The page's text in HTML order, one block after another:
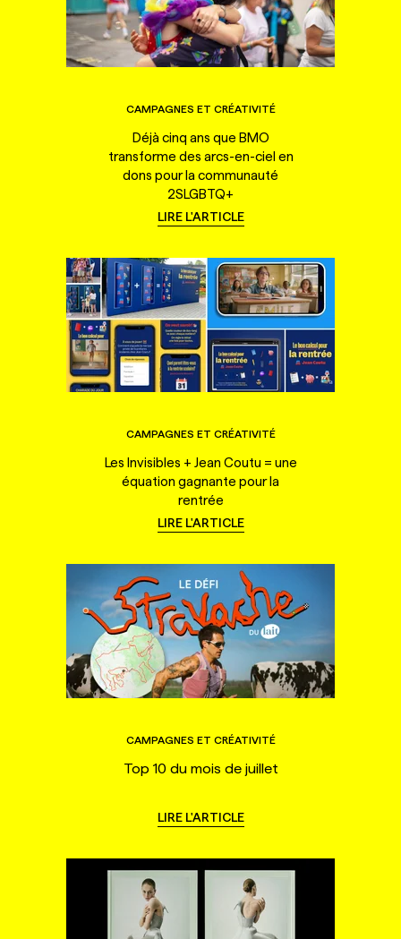
CAMPAGNES ET CRÉATIVITÉ
Déjà cinq ans que BMO
transforme des arcs-en-ciel en
dons pour la communauté
2SLGBTQ+
LIRE L'ARTICLE
CAMPAGNES ET CRÉATIVITÉ
Les Invisibles + Jean Coutu = une
équation gagnante pour la
rentrée
LIRE L'ARTICLE
CAMPAGNES ET CRÉATIVITÉ
Top 10 du mois de juillet
LIRE L'ARTICLE